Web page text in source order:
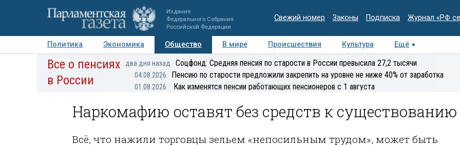
Издание
Федерального Собрания
Российской Федерации
Свежий номер Законы Подписка Журнал «РФ
Политика Экономика Общество В мире Происшествия Культура Ещё
Авторы Персоны Мнения Регионы Медиацентр Интервью Колумнисты
Все о пенсиях
в России
два дня назад Соцфонд: Средняя пенсия по старости в России превысила 27,2 тысячи
04.08.2026 Пенсию по старости предложили закрепить на уровне не ниже 40% от заработка
01.08.2026 Как изменятся пенсии работающих пенсионеров с 1 августа
Наркомафию оставят без средств к существованию
Всё, что нажили торговцы зельем «непосильным трудом», может быть